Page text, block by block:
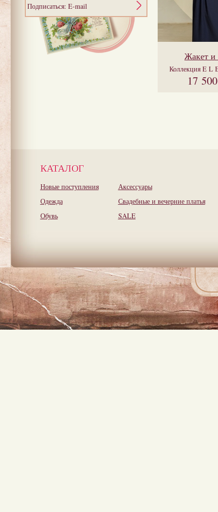
Подписаться: E-mail
Жакет и
Коллекция E L
17
КАТАЛОГ
Новые поступления
Одежда
Обувь
Аксессуары
Свадебные и вечерние платья
SALE